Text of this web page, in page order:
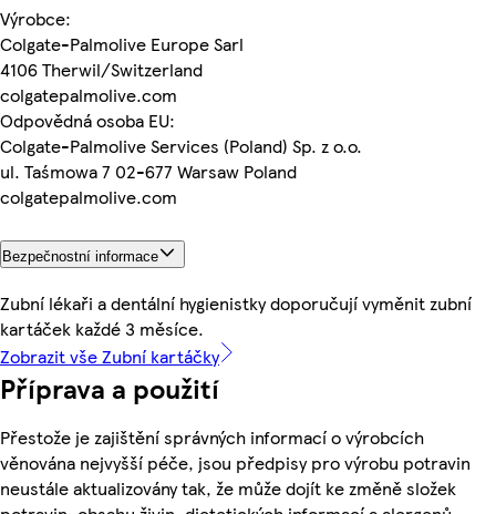
Výrobce:
Colgate-Palmolive Europe Sarl
4106 Therwil/Switzerland
colgatepalmolive.com
Odpovědná osoba EU:
Colgate-Palmolive Services (Poland) Sp. z o.o.
ul. Taśmowa 7 02-677 Warsaw Poland
colgatepalmolive.com
Bezpečnostní informace
Zubní lékaři a dentální hygienistky doporučují vyměnit zubní
kartáček každé 3 měsíce.
Zobrazit vše Zubní kartáčky
Příprava a použití
Přestože je zajištění správných informací o výrobcích
věnována nejvyšší péče, jsou předpisy pro výrobu potravin
neustále aktualizovány tak, že může dojít ke změně složek